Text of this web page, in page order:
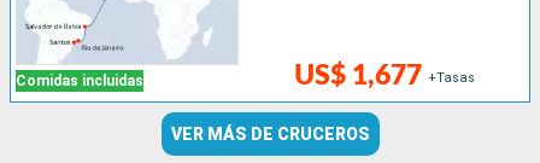
Comidas incluidas US$ 1,677 +Tasas
VER MÁS DE CRUCEROS